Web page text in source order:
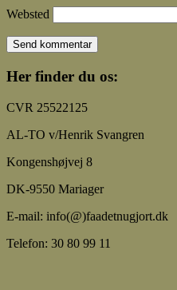
Websted
Her finder du os:
CVR 25522125
AL-TO v/Henrik Svangren
Kongenshøjvej 8
DK-9550 Mariager
E-mail: info(@)faadetnugjort.dk
Telefon: 30 80 99 11